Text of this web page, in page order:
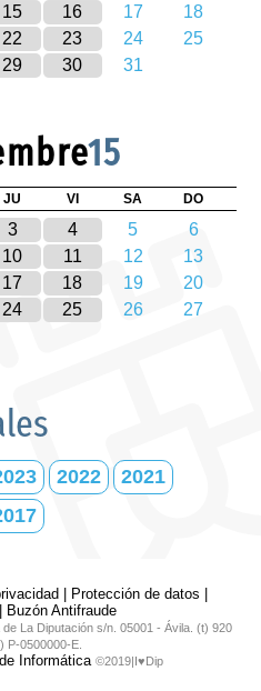
15 16 17
18
22 23 24
25
29 30 31
15
JU VI SA DO
3 4 5
6
10 11 12
13
17 18 19
20
24 25 26
27
2022
2021
| Protección de datos |
Buzón Antifraude
La Diputación s/n. 05001 - Ávila. (t) 920
P-0500000-E.
Informática ©2019|I♥Dip